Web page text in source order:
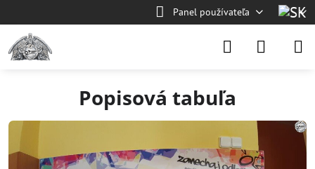
Panel používateľa
Popisová tabuľa